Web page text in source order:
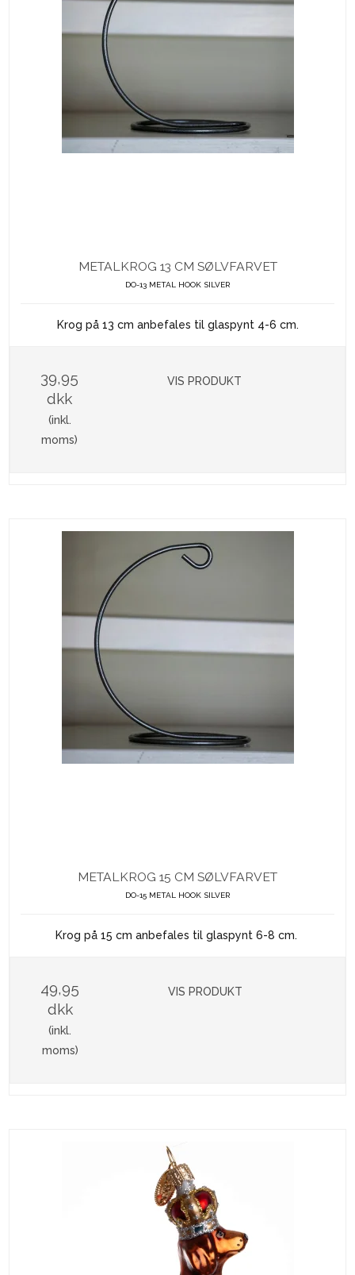
METALKROG 13 CM SØLVFARVET
DO-13 METAL HOOK SILVER
Krog på 13 cm anbefales til glaspynt 4-6 cm.
39,95
dkk
(inkl.
moms)
VIS PRODUKT
METALKROG 15 CM SØLVFARVET
DO-15 METAL HOOK SILVER
Krog på 15 cm anbefales til glaspynt 6-8 cm.
49,95
dkk
(inkl.
moms)
VIS PRODUKT